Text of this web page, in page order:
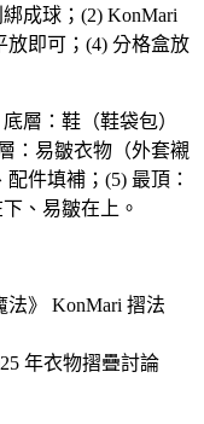
成球；(2) KonMari
放即可；(4) 分格盒放
層：鞋（鞋袋包）
：易皺衣物（外套襯
件填補；(5) 最頂：
、易皺在上。
》
KonMari 摺法
年衣物摺疊討論